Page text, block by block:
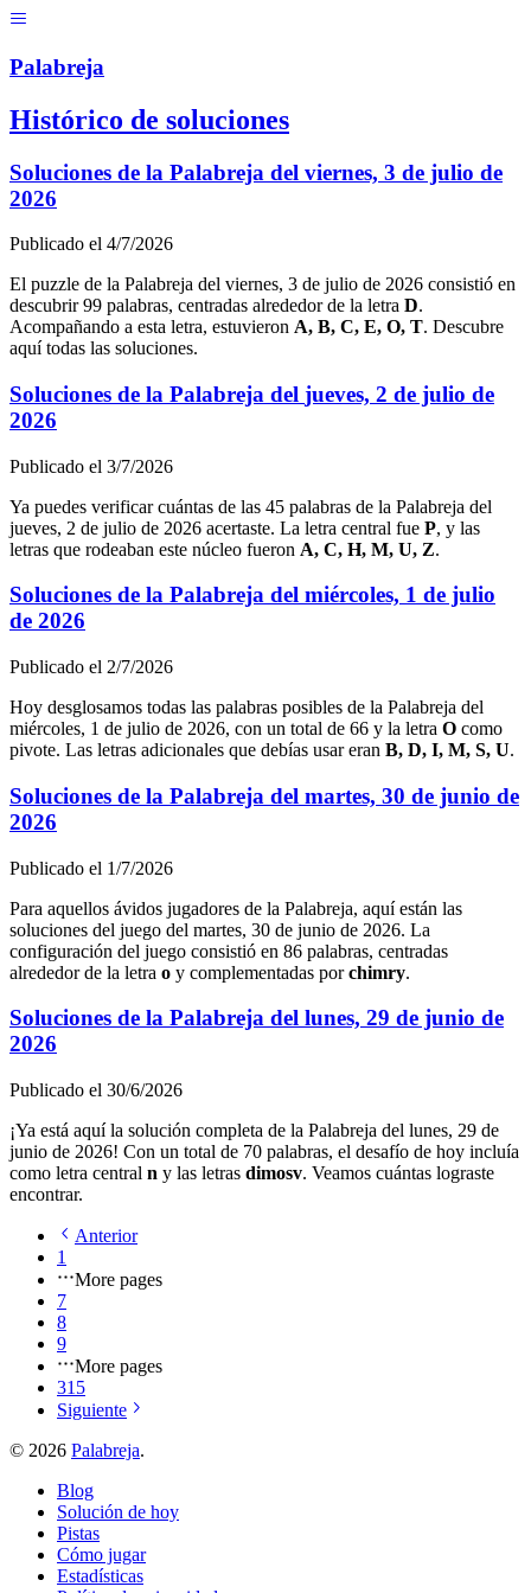
Palabreja
Histórico de soluciones
Soluciones de la Palabreja del viernes, 3 de julio de
2026
Publicado el 4/7/2026
El puzzle de la Palabreja del viernes, 3 de julio de 2026 consistió en
descubrir 99 palabras, centradas alrededor de la letra D.
Acompañando a esta letra, estuvieron A, B, C, E, O, T. Descubre
aquí todas las soluciones.
Soluciones de la Palabreja del jueves, 2 de julio de
2026
Publicado el 3/7/2026
Ya puedes verificar cuántas de las 45 palabras de la Palabreja del
jueves, 2 de julio de 2026 acertaste. La letra central fue P, y las
letras que rodeaban este núcleo fueron A, C, H, M, U, Z.
Soluciones de la Palabreja del miércoles, 1 de julio
de 2026
Publicado el 2/7/2026
Hoy desglosamos todas las palabras posibles de la Palabreja del
miércoles, 1 de julio de 2026, con un total de 66 y la letra O como
pivote. Las letras adicionales que debías usar eran B, D, I, M, S, U.
Soluciones de la Palabreja del martes, 30 de junio de
2026
Publicado el 1/7/2026
Para aquellos ávidos jugadores de la Palabreja, aquí están las
soluciones del juego del martes, 30 de junio de 2026. La
configuración del juego consistió en 86 palabras, centradas
alrededor de la letra o y complementadas por chimry.
Soluciones de la Palabreja del lunes, 29 de junio de
2026
Publicado el 30/6/2026
¡Ya está aquí la solución completa de la Palabreja del lunes, 29 de
junio de 2026! Con un total de 70 palabras, el desafío de hoy incluía
como letra central n y las letras dimosv. Veamos cuántas lograste
encontrar.
Anterior
1
More pages
7
8
9
More pages
315
Siguiente
© 2026 Palabreja.
Blog
Solución de hoy
Pistas
Cómo jugar
Estadísticas